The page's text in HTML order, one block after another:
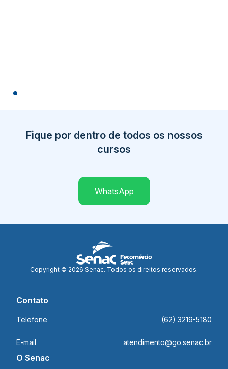
Fique por dentro de todos os nossos
cursos
WhatsApp
Contato
Telefone (62) 3219-5180
E-mail atendimento@go.senac.br
Copyright © 2026 Senac. Todos os direitos reservados.
O Senac